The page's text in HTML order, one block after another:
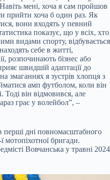
мені, хоча я сам пройшов
прийти хоча б один раз. Як
вони входять у певний
показує, що у всіх, хто
видами спорту, відбувається
себе в житті,
розпочинають бізнес або
швидшій адаптації до
змаганнях я зустрів хлопця з
амп футболом, коли він
Тоді він відмовився, але
грає у волейбол”, –
перші дні повномасштабного
мотопіхотної бригади.
Вовчанська у травні 2024